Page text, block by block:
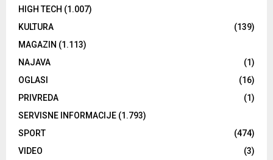
HIGH TECH (1.007)
KULTURA
(139)
MAGAZIN (1.113)
NAJAVA
(1)
OGLASI
(16)
PRIVREDA
(1)
SERVISNE INFORMACIJE (1.793)
SPORT
(474)
VIDEO
(3)